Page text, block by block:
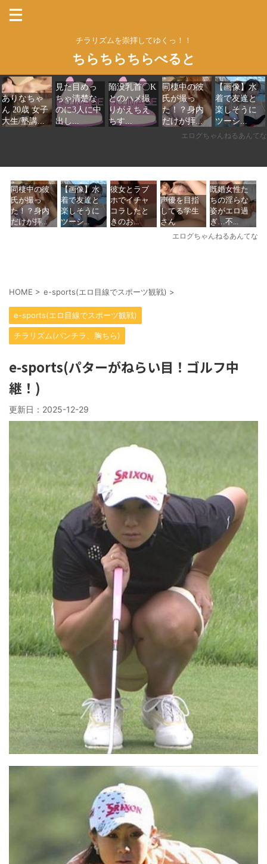
チラリズムを崇拝してゆくっ！！
ちらちらちらべると
HOME > e-sports(エロ目線でスポーツ観戦) >
e-sports(エロ目線でスポーツ観戦)
チラリズム(パンチラ、胸ちら)
e-sports(パターがねらい目！ゴルフ中
継！)
更新日： 2025-12-29